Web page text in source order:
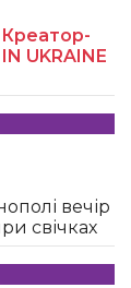
Креатор-
UKRAINE
вечір
свічках